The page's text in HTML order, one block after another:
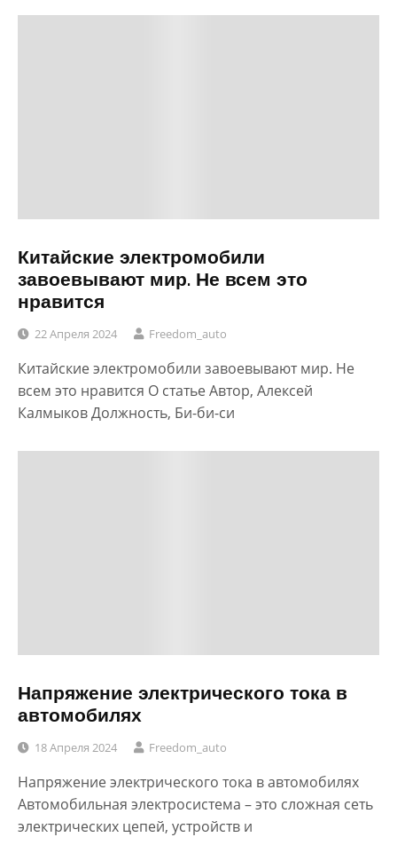
Китайские электромобили
завоевывают мир. Не всем это
нравится
22 Апреля 2024 Freedom_auto
Китайские электромобили завоевывают мир. Не
всем это нравится О статье Автор, Алексей
Калмыков Должность, Би-би-си
Напряжение электрического тока в
автомобилях
18 Апреля 2024 Freedom_auto
Напряжение электрического тока в автомобилях
Автомобильная электросистема – это сложная сеть
электрических цепей, устройств и